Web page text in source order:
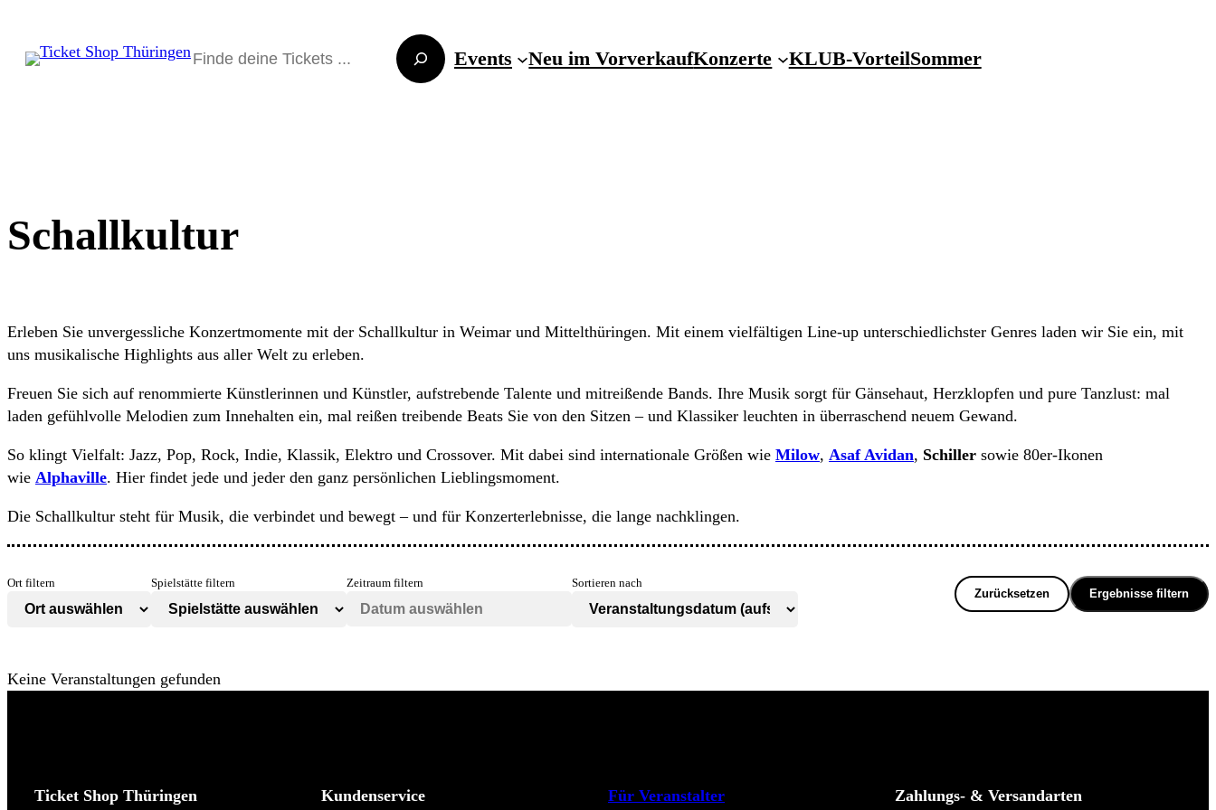
Events Neu im VorverkaufKonzerte KLUB-VorteilSommer
Schallkultur
Erleben Sie unvergessliche Konzertmomente mit der Schallkultur in Weimar und Mittelthüringen. Mit einem vielfältigen Line-up unterschiedlichster Genres laden wir Sie ein, mit
uns musikalische Highlights aus aller Welt zu erleben.
Freuen Sie sich auf renommierte Künstlerinnen und Künstler, aufstrebende Talente und mitreißende Bands. Ihre Musik sorgt für Gänsehaut, Herzklopfen und pure Tanzlust: mal
laden gefühlvolle Melodien zum Innehalten ein, mal reißen treibende Beats Sie von den Sitzen – und Klassiker leuchten in überraschend neuem Gewand.
So klingt Vielfalt: Jazz, Pop, Rock, Indie, Klassik, Elektro und Crossover. Mit dabei sind internationale Größen wie Milow, Asaf Avidan, Schiller sowie 80er‑Ikonen
wie Alphaville. Hier findet jede und jeder den ganz persönlichen Lieblingsmoment.
Die Schallkultur steht für Musik, die verbindet und bewegt – und für Konzerterlebnisse, die lange nachklingen.
Ort filtern Spielstätte filtern Zeitraum filtern Sortieren nach
Zurücksetzen Ergebnisse filtern
Keine Veranstaltungen gefunden
Ticket Shop Thüringen Kundenservice Für Veranstalter Zahlungs- & Versandarten